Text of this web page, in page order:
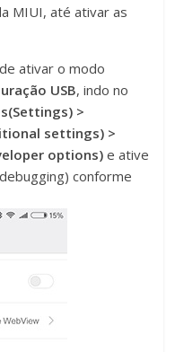
MIUI, até ativar as
ativar o modo
USB, indo no
>
settings) >
options)e ative
conforme